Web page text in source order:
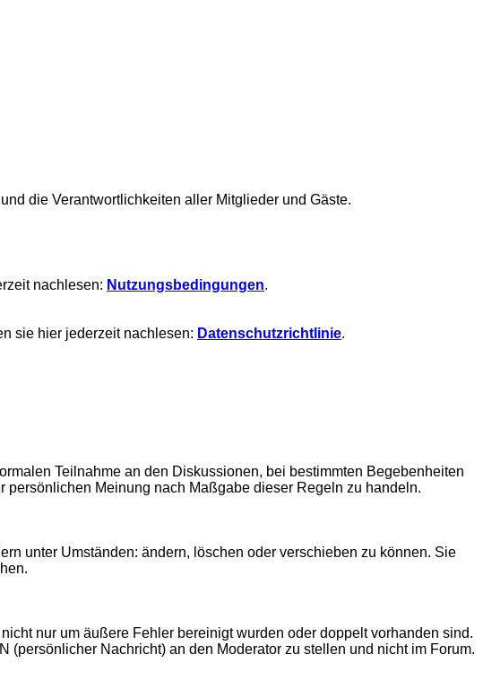
die Verantwortlichkeiten aller Mitglieder und Gäste.
nachlesen: Nutzungsbedingungen.
sie hier jederzeit nachlesen: Datenschutzrichtlinie.
Teilnahme an den Diskussionen, bei bestimmten Begebenheiten
Meinung nach Maßgabe dieser Regeln zu handeln.
unter Umständen: ändern, löschen oder verschieben zu können. Sie
nur um äußere Fehler bereinigt wurden oder doppelt vorhanden sind.
Nachricht) an den Moderator zu stellen und nicht im Forum.